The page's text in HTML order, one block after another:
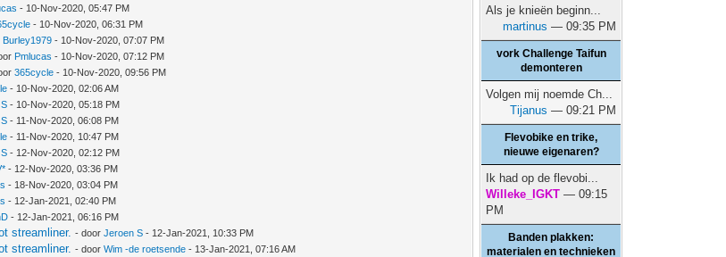
- 10-Nov-2020, 05:47 PM
- 10-Nov-2020, 06:31 PM
Burley1979 - 10-Nov-2020, 07:07 PM
Pmlucas - 10-Nov-2020, 07:12 PM
365cycle - 10-Nov-2020, 09:56 PM
- 10-Nov-2020, 02:06 AM
- 10-Nov-2020, 05:18 PM
- 11-Nov-2020, 06:08 PM
- 11-Nov-2020, 10:47 PM
- 12-Nov-2020, 02:12 PM
- 12-Nov-2020, 03:36 PM
- 18-Nov-2020, 03:04 PM
- 12-Jan-2021, 02:40 PM
- 12-Jan-2021, 06:16 PM
streamliner. - doorJeroen S - 12-Jan-2021, 10:33 PM
streamliner. - doorWim -de roetsende - 13-Jan-2021, 07:16 AM
Als je knieën beginn...
martinus — 09:35 PM
vork Challenge Taifun
demonteren
Volgen mij noemde Ch...
Tijanus — 09:21 PM
Flevobike en trike,
nieuwe eigenaren?
Ik had op de flevobi...
Willeke_IGKT — 09:15
PM
Banden plakken:
materialen en technieken